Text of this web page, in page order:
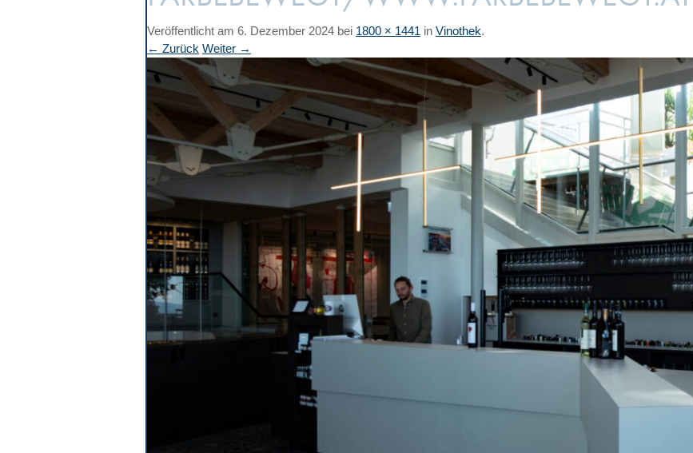
Veröffentlicht am 6. Dezember 2024 bei 1800 × 1441 in Vinothek.
← Zurück Weiter →